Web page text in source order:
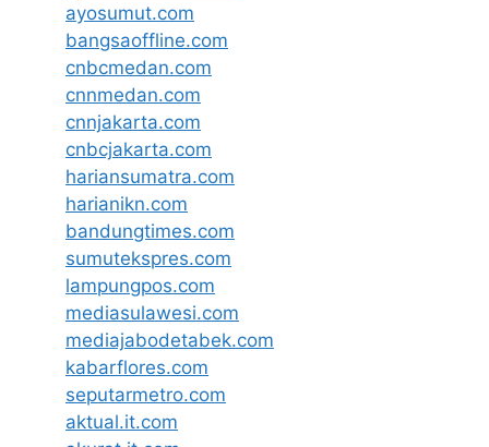
ayosumut.com
bangsaoffline.com
cnbcmedan.com
cnnmedan.com
cnnjakarta.com
cnbcjakarta.com
hariansumatra.com
harianikn.com
bandungtimes.com
sumutekspres.com
lampungpos.com
mediasulawesi.com
mediajabodetabek.com
kabarflores.com
seputarmetro.com
aktual.it.com